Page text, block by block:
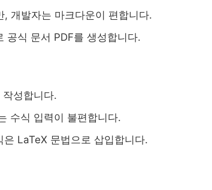
개발자는 마크다운이 편합니다.
공식 문서 PDF를 생성합니다.
성합니다.
수식 입력이 불편합니다.
LaTeX 문법으로 삽입합니다.